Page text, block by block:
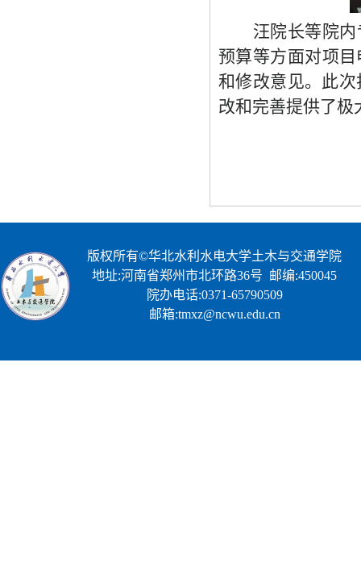
汪院长等院
预算等方面对项
和修改意见。此
改和完善提供了极
版权所有©华北水利水电大学土木与交通学院
地址:河南省郑州市北环路36号 邮编:450045
院办电话:0371-65790509
邮箱:tmxz@ncwu.edu.cn